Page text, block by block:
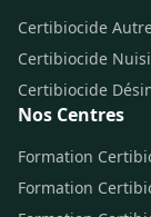
Certibiocide
Certibiocide
Certibiocide
Nos Centres
Formation
Formation